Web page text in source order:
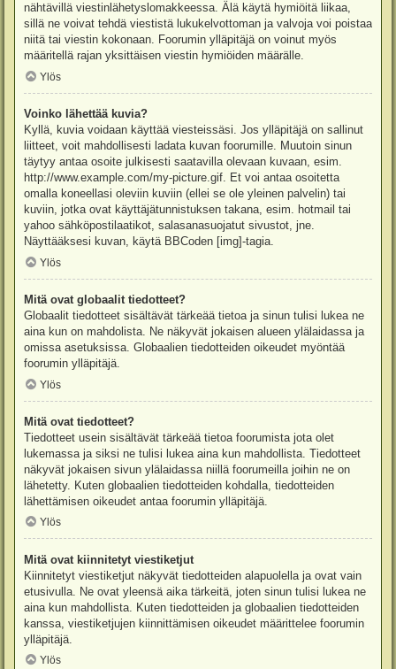
nähtävillä viestinlähetyslomakkeessa. Älä käytä hymiöitä liikaa,
sillä ne voivat tehdä viestistä lukukelvottoman ja valvoja voi poistaa
niitä tai viestin kokonaan. Foorumin ylläpitäjä on voinut myös
määritellä rajan yksittäisen viestin hymiöiden määrälle.
Ylös
Voinko lähettää kuvia?
Kyllä, kuvia voidaan käyttää viesteissäsi. Jos ylläpitäjä on sallinut
liitteet, voit mahdollisesti ladata kuvan foorumille. Muutoin sinun
täytyy antaa osoite julkisesti saatavilla olevaan kuvaan, esim.
http://www.example.com/my-picture.gif. Et voi antaa osoitetta
omalla koneellasi oleviin kuviin (ellei se ole yleinen palvelin) tai
kuviin, jotka ovat käyttäjätunnistuksen takana, esim. hotmail tai
yahoo sähköpostilaatikot, salasanasuojatut sivustot, jne.
Näyttääksesi kuvan, käytä BBCoden [img]-tagia.
Ylös
Mitä ovat globaalit tiedotteet?
Globaalit tiedotteet sisältävät tärkeää tietoa ja sinun tulisi lukea ne
aina kun on mahdolista. Ne näkyvät jokaisen alueen ylälaidassa ja
omissa asetuksissa. Globaalien tiedotteiden oikeudet myöntää
foorumin ylläpitäjä.
Ylös
Mitä ovat tiedotteet?
Tiedotteet usein sisältävät tärkeää tietoa foorumista jota olet
lukemassa ja siksi ne tulisi lukea aina kun mahdollista. Tiedotteet
näkyvät jokaisen sivun ylälaidassa niillä foorumeilla joihin ne on
lähetetty. Kuten globaalien tiedotteiden kohdalla, tiedotteiden
lähettämisen oikeudet antaa foorumin ylläpitäjä.
Ylös
Mitä ovat kiinnitetyt viestiketjut
Kiinnitetyt viestiketjut näkyvät tiedotteiden alapuolella ja ovat vain
etusivulla. Ne ovat yleensä aika tärkeitä, joten sinun tulisi lukea ne
aina kun mahdollista. Kuten tiedotteiden ja globaalien tiedotteiden
kanssa, viestiketjujen kiinnittämisen oikeudet määrittelee foorumin
ylläpitäjä.
Ylös